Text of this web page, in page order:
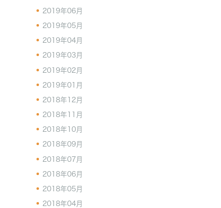
2019年06月
2019年05月
2019年04月
2019年03月
2019年02月
2019年01月
2018年12月
2018年11月
2018年10月
2018年09月
2018年07月
2018年06月
2018年05月
2018年04月